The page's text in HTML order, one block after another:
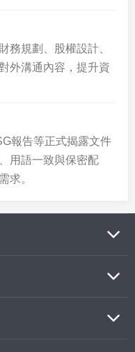
務規劃、股權設計、
外溝通內容，提升資
報告等正式揭露文件
用語一致與保密配
求。